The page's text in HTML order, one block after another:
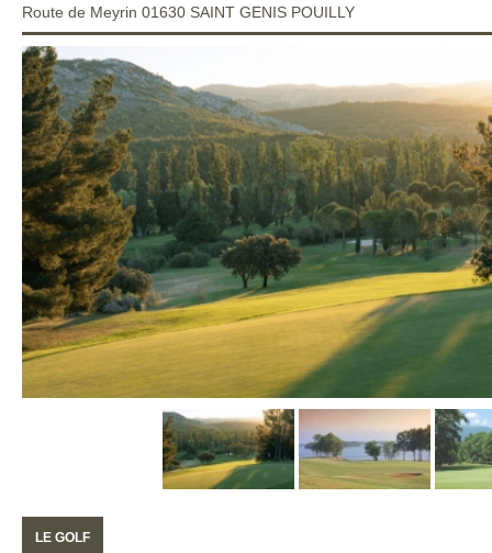
Route de Meyrin 01630 SAINT GENIS POUILLY
LE GOLF